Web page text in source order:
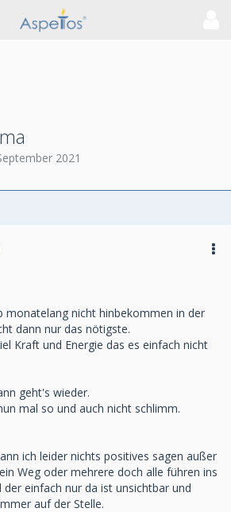
2021
monatelang nicht hinbekommen in der
dann nur das nötigste.
Kraft und Energie das es einfach nicht
geht's wieder.
mal so und auch nicht schlimm.
ich leider nichts positives sagen außer
Weg oder mehrere doch alle führen ins
einfach nur da ist unsichtbar und
auf der Stelle.